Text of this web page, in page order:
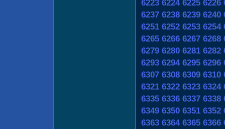
6223 6224 6225 6226
6237 6238 6239 6240
6251 6252 6253 6254
6265 6266 6267 6268
6279 6280 6281 6282
6293 6294 6295 6296
6307 6308 6309 6310
6321 6322 6323 6324
6335 6336 6337 6338
6349 6350 6351 6352
6363 6364 6365 6366